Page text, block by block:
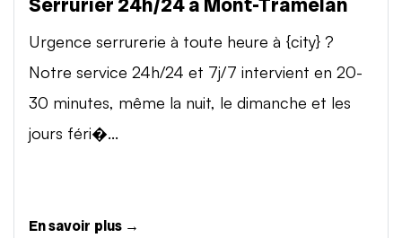
Urgence serrurerie à toute heure à {city} ?
Notre service 24h/24 et 7j/7 intervient en 20-
30 minutes, même la nuit, le dimanche et les
jours féri�...
En savoir plus →